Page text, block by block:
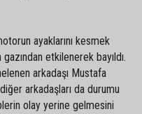
ayaklarını kesmek
etkilenerek bayıldı.
arkadaşı Mustafa
arkadaşları da durumu
olay yerine gelmesini